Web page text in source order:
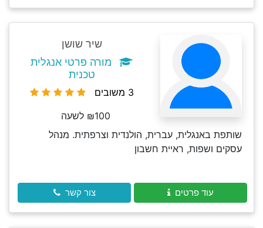
שיר שושן
מורה פרטי אנגלית
טכנית
3 משובים
₪100 לשעה
שותפת באנגלית, עברית, הולנדית וצרפתית. מנהל
עסקים ושפות, ראיית חשבון
עוד פרטים צור קשר